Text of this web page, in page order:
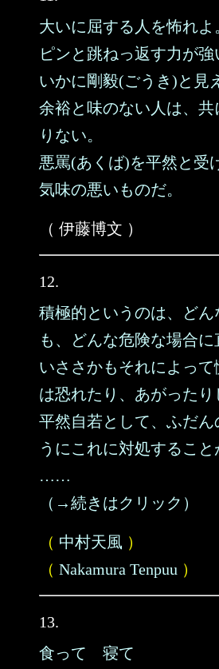
大いに屈する人を怖れよ
ピンと跳ねっ返す力が強
いかに剛毅(ごうき)と見
余裕と味のない人は、共
りない。
悪罵(あくば)を平然と受
気味の悪いものだ。
（ 伊藤博文 ）
12.
積極的というのは、ど
も、どんな危険な場合
いささかもそれによっ
は恐れたり、あがった
平然自若として、ふだん
うにこれに対処すること
……
（→続きはクリック）
（ 中村天風 ）
（ Nakamura Tenpuu ）
13.
食って 寝て